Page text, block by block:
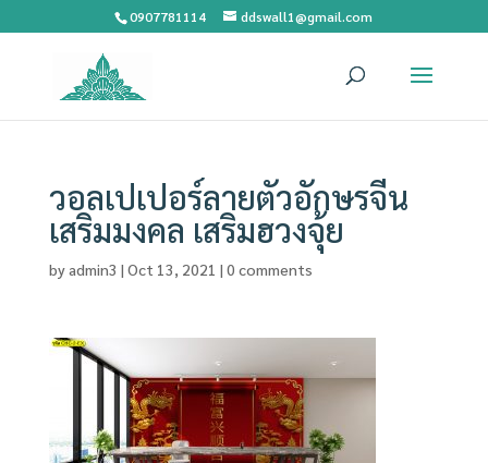
0907781114 ddswall1@gmail.com
วอลเปเปอร์ลายตัวอักษรจีน
เสริมมงคล เสริมฮวงจุ้ย
byadmin3 | Oct 13, 2021 | 0 comments